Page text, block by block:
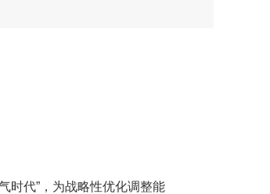
时代”，为战略性优化调整能